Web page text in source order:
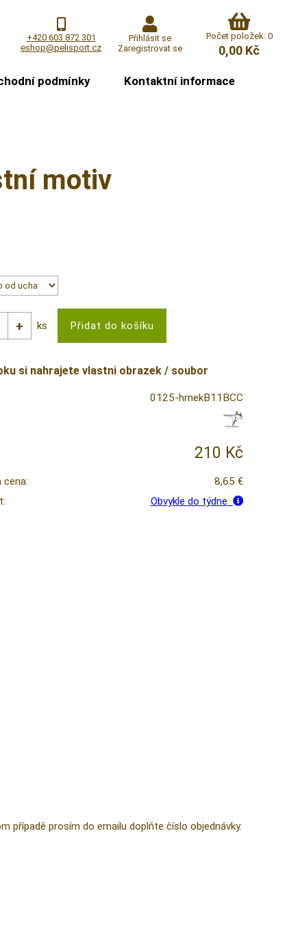
+420 603 872 301
eshop@pelisport.cz
Přihlásit se
Zaregistrovat se
Počet položek: 0
0,00 Kč
podmínky Kontaktní informace
motiv
ks
si nahrajete vlastni obrazek / soubor
0125-hrnekB11BCC
210 Kč
cena:
8,65 €
Obvykle do týdne
případě prosím do emailu doplňte číslo objednávky.